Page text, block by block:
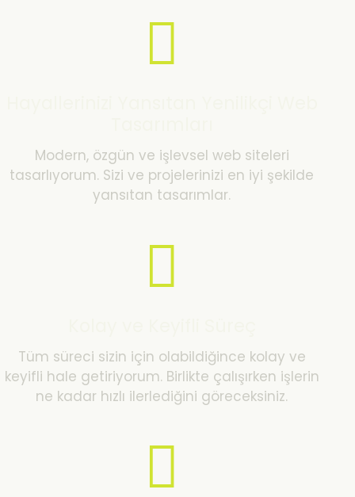
Modern, özgün ve işlevsel web siteleri
tasarlıyorum. Sizi ve projelerinizi en iyi şekilde
yansıtan tasarımlar.
Tüm süreci sizin için olabildiğince kolay ve
keyifli hale getiriyorum. Birlikte çalışırken işlerin
ne kadar hızlı ilerlediğini göreceksiniz.